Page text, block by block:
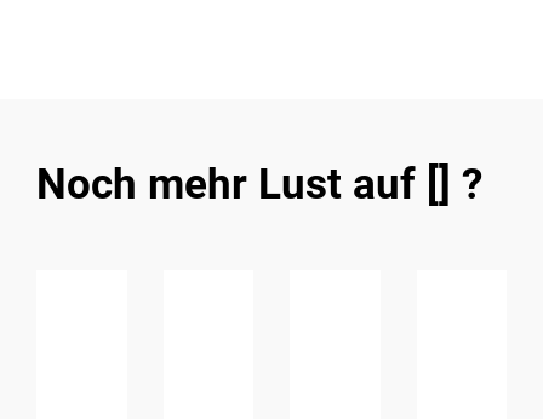
Noch mehr Lust auf [] ?